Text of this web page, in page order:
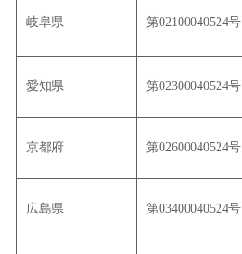
岐阜県 第02100040524号
愛知県 第02300040524号
京都府 第02600040524号
広島県 第03400040524号